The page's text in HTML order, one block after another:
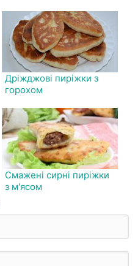
Дріжджові пиріжки з
горохом
Смажені сирні пиріжки
з м'ясом